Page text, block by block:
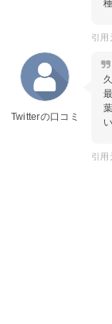
Twitterの口コミ